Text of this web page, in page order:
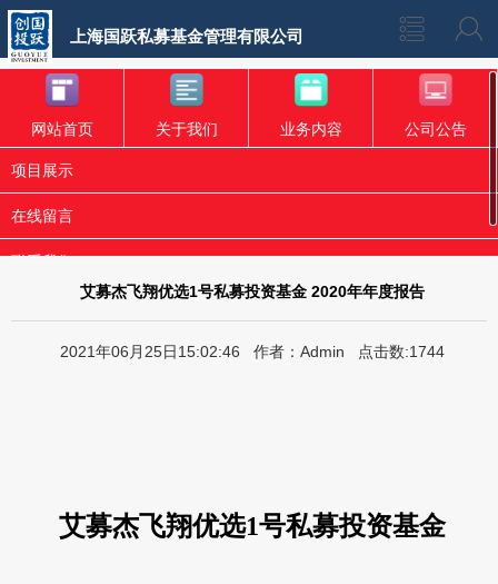
上海国跃私募基金管理有限公司
网站首页 关于我们 业务内容 公司公告
项目展示
在线留言
联系我们
艾募杰飞翔优选1号私募投资基金 2020年年度报告
2021年06月25日15:02:46 作者：Admin 点击数:1744
艾募杰飞翔优选1号私募投资基金